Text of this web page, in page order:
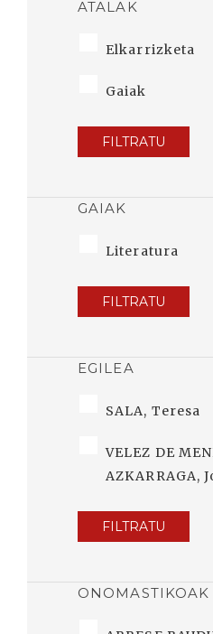
ATALAK
Elkarrizketa
Gaiak
FILTRATU
GAIAK
Literatura
FILTRATU
EGILEA
SALA, Teresa
VELEZ DE
AZKARRAGA,
FILTRATU
ONOMASTIKOAK